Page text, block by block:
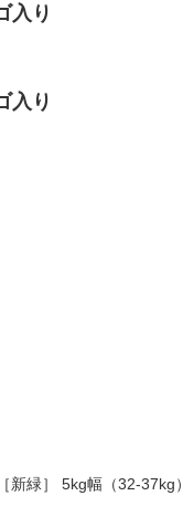
入り
入り
新緑］ 5kg幅（32-37kg）